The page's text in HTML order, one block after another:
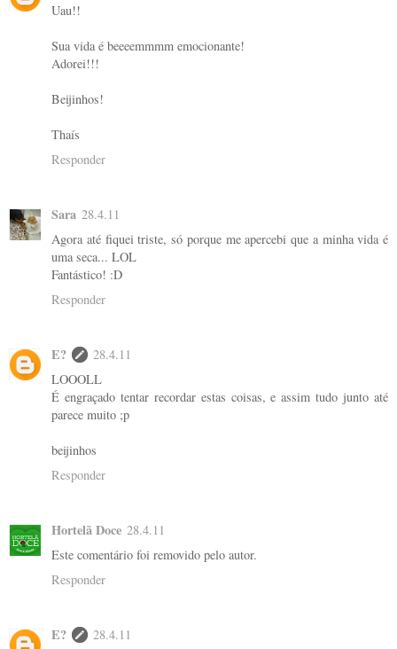
Uau!!
Sua vida é beeeemmmm emocionante!
Adorei!!!
Beijinhos!
Thaís
Responder
Sara 28.4.11
Agora até fiquei triste, só porque me apercebi que a minha vida é
uma seca... LOL
Fantástico! :D
Responder
E?
28.4.11
LOOOLL
É engraçado tentar recordar estas coisas, e assim tudo junto até
parece muito ;p
beijinhos
Responder
Hortelã Doce 28.4.11
Este comentário foi removido pelo autor.
Responder
E?
28.4.11